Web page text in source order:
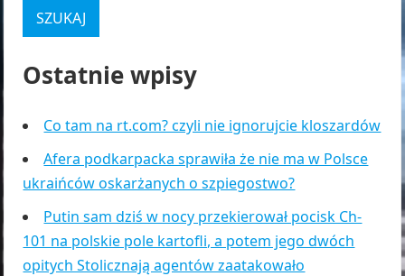
Ostatnie wpisy
Co tam na rt.com? czyli nie ignorujcie kloszardów
Afera podkarpacka sprawiła że nie ma w Polsce
ukraińców oskarżanych o szpiegostwo?
Putin sam dziś w nocy przekierował pocisk Ch-
101 na polskie pole kartofli, a potem jego dwóch
opitych Stolicznają agentów zaatakowało